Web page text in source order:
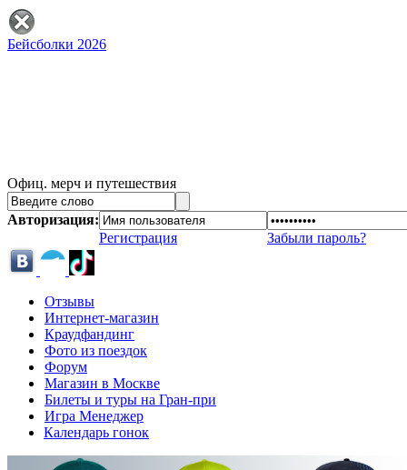
Бейсболки 2026
Офиц. мерч и путешествия
Авторизация:
Регистрация
Забыли пароль?
Отзывы
Интернет-магазин
Краудфандинг
Фото из поездок
Форум
Магазин в Москве
Билеты и туры на Гран-при
Игра Менеджер
Календарь гонок